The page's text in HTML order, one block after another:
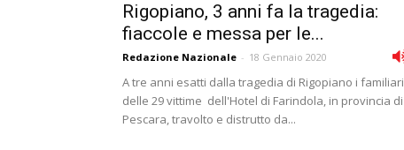
Rigopiano, 3 anni fa la tragedia:
fiaccole e messa per le...
Redazione Nazionale - 18 Gennaio 2020
A tre anni esatti dalla tragedia di Rigopiano i familiari
delle 29 vittime dell'Hotel di Farindola, in provincia di
Pescara, travolto e distrutto da...